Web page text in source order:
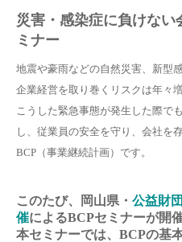
災害・感染症に負けない
ミナー
地震や豪雨などの自然災害、新型
企業経営を取り巻くリスクは年々
こうした緊急事態が発生した際で
し、従業員の安全を守り、会社を
BCP（事業継続計画）です。
このたび、 岡山県・ 公益財
催によるBCPセミナーが開
本セミナーでは、BCPの基